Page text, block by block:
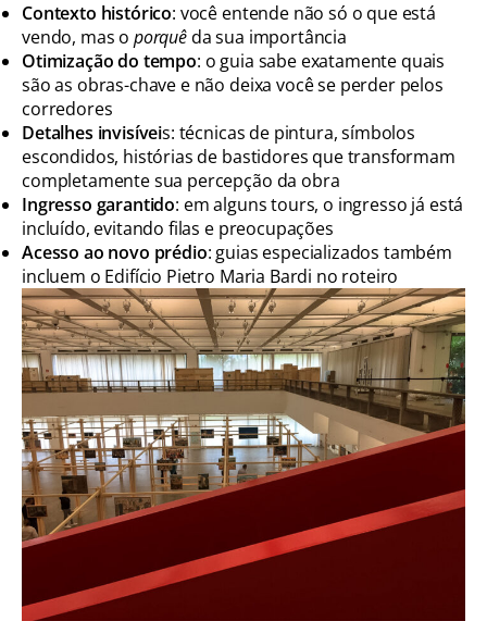
Contexto histórico: você entende não só o que está
vendo, mas o porquêda sua importância
Otimização do tempo: o guia sabe exatamente quais
são as obras-chave e não deixa você se perder pelos
corredores
Detalhes invisíveis: técnicas de pintura, símbolos
escondidos, histórias de bastidores que transformam
completamente sua percepção da obra
Ingresso garantido: em alguns tours, o ingresso já está
incluído, evitando filas e preocupações
Acesso ao novo prédio: guias especializados também
incluem o Edifício Pietro Maria Bardi no roteiro